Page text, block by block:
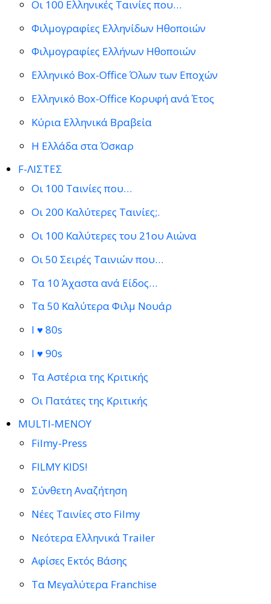
Οι 100 Ελληνικές Ταινίες που…
Φιλμογραφίες Ελληνίδων Ηθοποιών
Φιλμογραφίες Ελλήνων Ηθοποιών
Ελληνικό Box-Office Όλων των Εποχών
Ελληνικό Box-Office Κορυφή ανά Έτος
Κύρια Ελληνικά Βραβεία
Η Ελλάδα στα Όσκαρ
F-ΛΙΣΤΕΣ
Οι 100 Ταινίες που…
Οι 200 Καλύτερες Ταινίες;.
Οι 100 Καλύτερες του 21ου Αιώνα
Οι 50 Σειρές Ταινιών που…
Τα 10 Άχαστα ανά Είδος…
Τα 50 Καλύτερα Φιλμ Νουάρ
I ♥ 80s
I ♥ 90s
Τα Αστέρια της Κριτικής
Οι Πατάτες της Κριτικής
MULTI-ΜΕΝΟΥ
Filmy-Press
FILMY KIDS!
Σύνθετη Αναζήτηση
Νέες Ταινίες στο Filmy
Νεότερα Ελληνικά Trailer
Αφίσες Εκτός Βάσης
Τα Μεγαλύτερα Franchise